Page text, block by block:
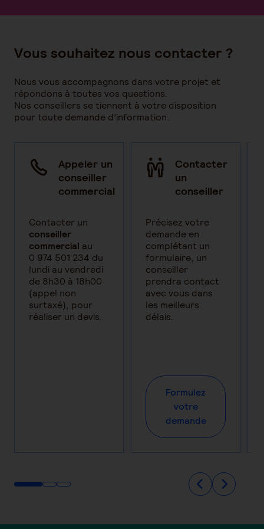
Vous souhaitez nous contacter ?
Nous vous accompagnons dans votre projet et
répondons à toutes vos questions.
Nos conseillers se tiennent à votre disposition
pour toute demande d’information.
Appeler un
conseiller​
commercial
Contacter un
conseiller
commercial au
0 974 501 234 du
lundi au vendredi
de 8h30 à 18h00
(appel non
surtaxé), pour
réaliser un devis.
Contacter
un
conseiller
Précisez votre
demande en
complétant un
formulaire, un
conseiller
prendra contact
avec vous dans
les meilleurs
délais.
Formulez
votre
demande